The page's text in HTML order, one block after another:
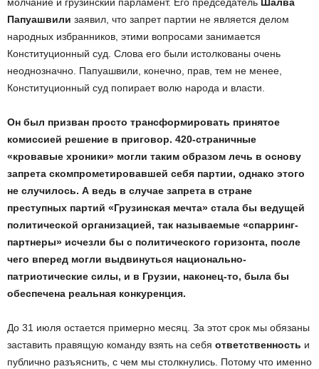
молчание и грузинский парламент. Его председатель Шалва
Папуашвили заявил, что запрет партии не является делом
народных избранников, этими вопросами занимается
Конституционный суд. Слова его были истолкованы очень
неоднозначно. Папуашвили, конечно, прав, тем не менее,
Конституционный суд попирает волю народа и власти.
Он был призван просто трансформировать принятое
комиссией решение в приговор. 420-страничные
«кровавые хроники» могли таким образом лечь в основу
запрета скомпрометировавшей себя партии, однако этого
не случилось. А ведь в случае запрета в стране
преступных партий «Грузинская мечта» стала бы ведущей
политической организацией, так называемые «спарринг-
партнеры» исчезли бы с политического горизонта, после
чего вперед могли выдвинуться национально-
патриотические силы, и в Грузии, наконец-то, была бы
обеспечена реальная конкуренция.
До 31 июля остается примерно месяц. За этот срок мы обязаны
заставить правящую команду взять на себя ответственность и
публично разъяснить, с чем мы столкнулись. Потому что именно